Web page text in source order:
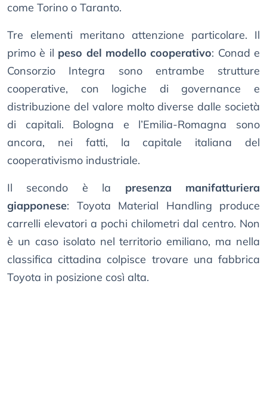
come Torino o Taranto.
Tre elementi meritano attenzione particolare. Il
primo è il peso del modello cooperativo: Conad e
Consorzio Integra sono entrambe strutture
cooperative, con logiche di governance e
distribuzione del valore molto diverse dalle società
di capitali. Bologna e l’Emilia-Romagna sono
ancora, nei fatti, la capitale italiana del
cooperativismo industriale.
Il secondo è la presenza manifatturiera
giapponese: Toyota Material Handling produce
carrelli elevatori a pochi chilometri dal centro. Non
è un caso isolato nel territorio emiliano, ma nella
classifica cittadina colpisce trovare una fabbrica
Toyota in posizione così alta.